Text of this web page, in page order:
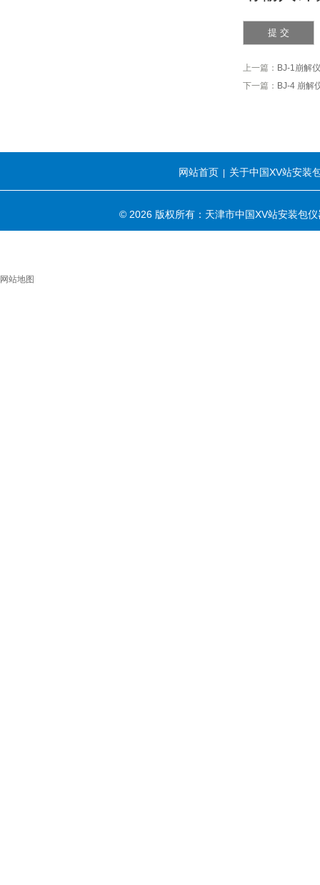
上一篇： BJ-1崩解
下一篇： BJ-4 崩解
网站首页 关于中国XV站安装
© 2026 版权所有：天津市中国XV站安装包
网站地图